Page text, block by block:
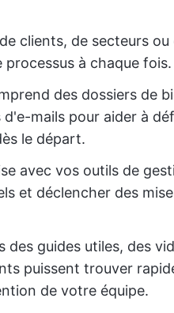
clients, de secteurs ou
à chaque fois.
des dossiers de
mails pour aider à
le départ.
avec vos outils de
et déclencher des
des guides utiles, des
puissent trouver
de votre équipe.